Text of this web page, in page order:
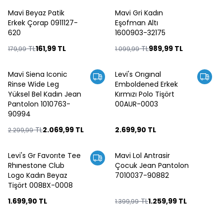
%10
Mavi Beyaz Patik
Erkek Çorap 0911127-
620
179,99TL161,99 TL
%10
Mavi Gri Kadın
Eşofman Altı
1600903-32175
1.099,99TL989,99 TL
%10
Mavi Siena Iconic
Rinse Wide Leg
Yüksel Bel Kadın Jean
Pantolon 1010763-
90994
2.299,99TL2.069,99 TL
Levi's Orıgınal
Emboldened Erkek
Kırmızı Polo Tişört
00AUR-0003
2.699,90 TL
Levi's Gr Favorıte Tee
Rhınestone Club
Logo Kadın Beyaz
Tişört 008BX-0008
1.699,90 TL
%10
Mavi Lol Antrasir
Çocuk Jean Pantolon
7010037-90882
1.399,99TL1.259,99 TL